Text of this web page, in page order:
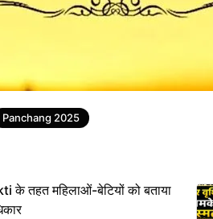
Panchang 2025
के तहत महिलाओं-बेटियों को बताया